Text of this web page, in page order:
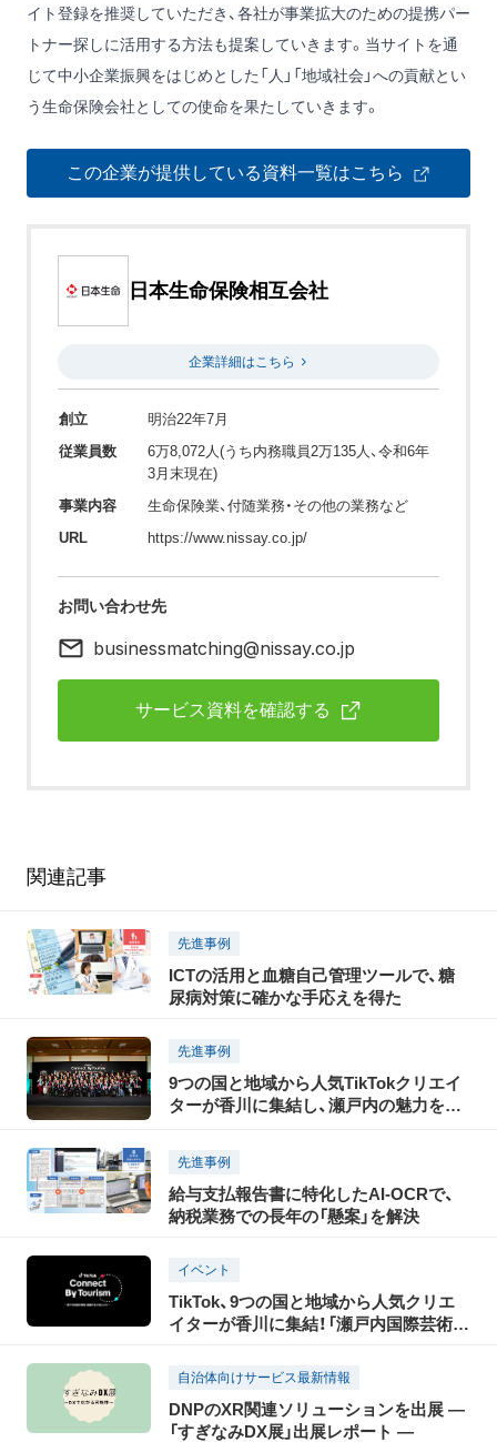
イト登録を推奨していただき、各社が事業拡大のための提携パー
トナー探しに活用する方法も提案していきます。当サイトを通
じて中小企業振興をはじめとした「人」「地域社会」への貢献とい
う生命保険会社としての使命を果たしていきます。
この企業が提供している資料一覧はこちら
日本生命保険相互会社
企業詳細はこちら
創立
明治22年7月
従業員数
6万8,072人(うち内務職員2万135人、令和6年
3月末現在)
事業内容
生命保険業、付随業務・その他の業務など
URL
https://www.nissay.co.jp/
お問い合わせ先
businessmatching@nissay.co.jp
サービス資料を確認する
関連記事
先進事例
ICTの活用と血糖自己管理ツールで、糖
尿病対策に確かな手応えを得た
先進事例
9つの国と地域から人気TikTokクリエイ
ターが香川に集結し、瀬戸内の魅力を
Connect By Tourism 〜瀬戸内の魅力発
信・裏瀬戸芸プロジェクト〜」開催レポー
ト（前編）
先進事例
給与支払報告書に特化したAI-OCRで、
納税業務での長年の「懸案」を解決
イベント
TikTok、9つの国と地域から人気クリエ
イターが香川に集結！「瀬戸内国際芸術祭
世界に発信する「TikTok Connect By
Tourism」を開催！
自治体向けサービス最新情報
DNPのXR関連ソリューションを出展 ―
「すぎなみDX展」出展レポート ―